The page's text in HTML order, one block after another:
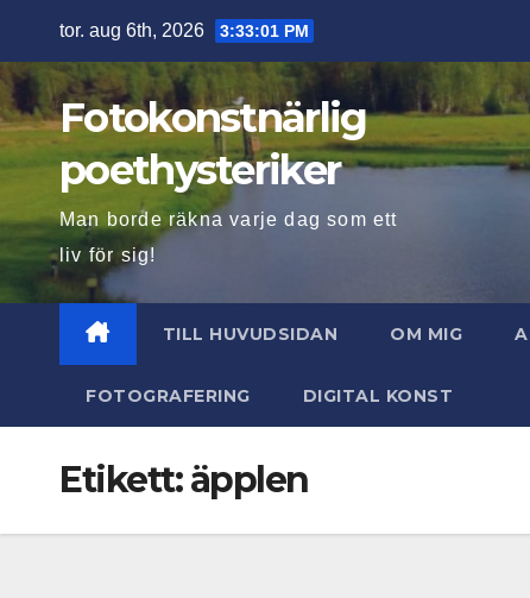
innehåll
tor. aug 6th, 2026 3:33:02 PM
Fotokonstnärlig
poethysteriker
Man borde räkna varje dag som ett
liv för sig!
TILL HUVUDSIDAN OM MIG
FOTOGRAFERING DIGITAL KONST
Etikett:äpplen